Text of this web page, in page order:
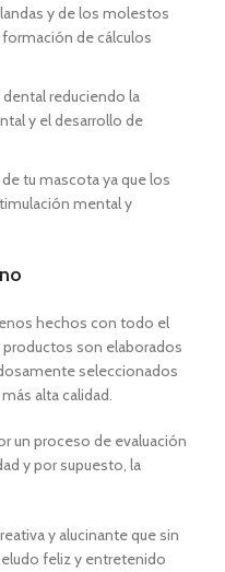
y de los molestos
de cálculos
reduciendo la
y el desarrollo de
tu mascota ya que los
mental y
hechos con todo el
son elaborados
seleccionados
alta calidad.
un proceso de evaluación
y por supuesto, la
y alucinante que sin
feliz y entretenido